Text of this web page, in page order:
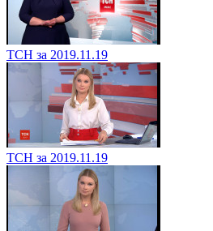
ТСН за 2019.11.19
ТСН за 2019.11.19